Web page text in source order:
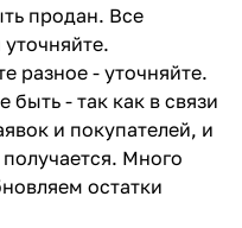
продан. Все
разное - уточняйте.
- так как в связи
и покупателей, и
Много
остатки